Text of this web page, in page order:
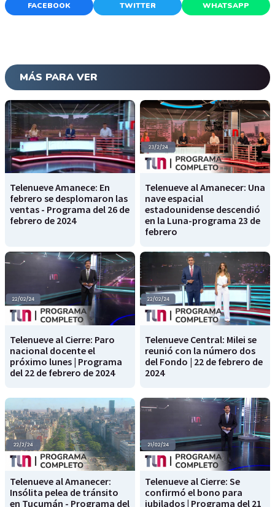
FACEBOOK TWITTER WHATSAPP
MÁS PARA VER
Telenueve Amanece: En
febrero se desplomaron las
ventas - Programa del 26 de
febrero de 2024
Telenueve al Amanecer: Una
nave espacial
estadounidense descendió
en la Luna-programa 23 de
febrero
Telenueve al Cierre: Paro
nacional docente el
próximo lunes | Programa
del 22 de febrero de 2024
Telenueve Central: Milei se
reunió con la número dos
del Fondo | 22 de febrero de
2024
Telenueve al Amanecer:
Insólita pelea de tránsito
en Tucumán - Programa del
Telenueve al Cierre: Se
confirmó el bono para
jubilados | Programa del 21